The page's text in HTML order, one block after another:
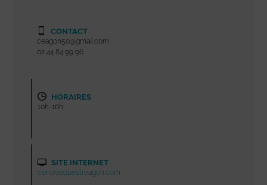
CONTACT
ceagon50@gmail.com
02 44 84 99 96
HORAIRES
10h-16h
SITE INTERNET
centreequestreagon.com